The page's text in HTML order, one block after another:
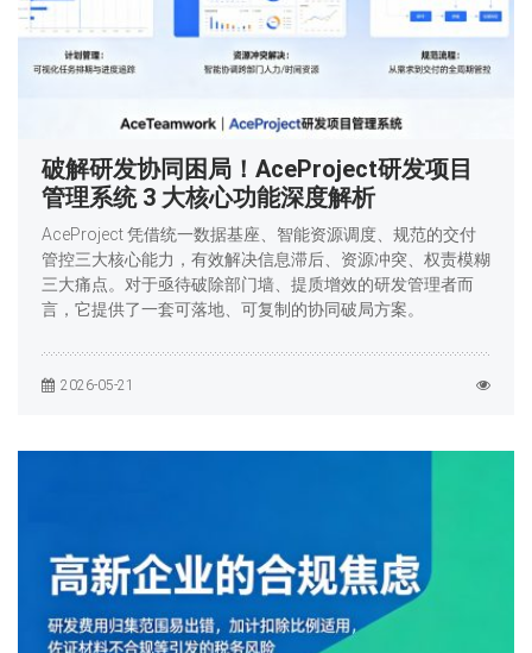
破解研发协同困局！AceProject研发项目
管理系统 3 大核心功能深度解析
AceProject 凭借统一数据基座、智能资源调度、规范的交付
管控三大核心能力，有效解决信息滞后、资源冲突、权责模糊
三大痛点。对于亟待破除部门墙、提质增效的研发管理者而
言，它提供了一套可落地、可复制的协同破局方案。
2026-05-21